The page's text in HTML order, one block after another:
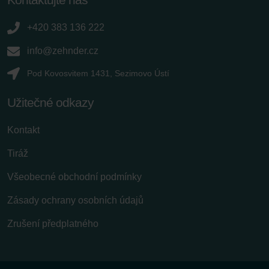
+420 383 136 222
info@zehnder.cz
Pod Kovosvitem 1431, Sezimovo Ústí
Užitečné odkazy
Kontakt
Tiráž
Všeobecné obchodní podmínky
Zásady ochrany osobních údajů
Zrušení předplatného